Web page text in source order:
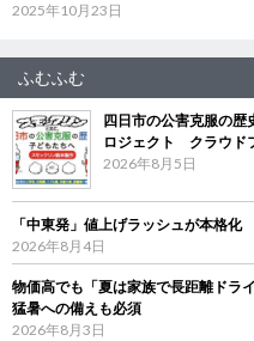
2025年10月23日
ふむふむ
四日市の公害克服の歴
ロジェクト クラウド
2026年8月5日
「中東発」値上げラッシュが本格
2026年8月4日
物価高でも「夏は家族で長距離ドラ
猛暑への備えも必須
2026年8月3日